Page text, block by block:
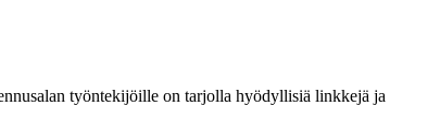
työntekijöille on tarjolla hyödyllisiä linkkejä ja